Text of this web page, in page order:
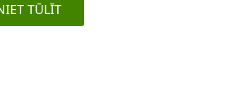
TŪLĪT